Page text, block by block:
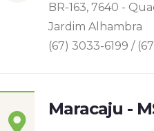
BR-163, 7640 -
Jardim Alhambra
(67) 3033-6199 /
Maracaju -